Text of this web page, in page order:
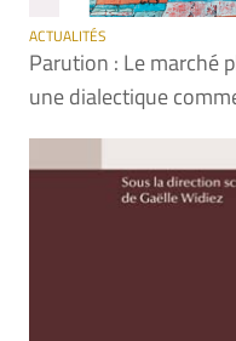
ACTUALITÉS
Parution : Le marché
une dialectique